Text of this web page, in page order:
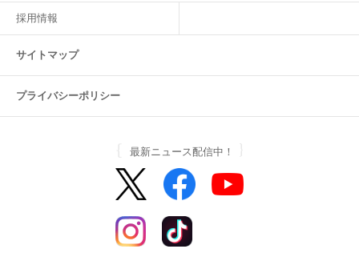
採用情報
サイトマップ
プライバシーポリシー
最新ニュース配信中！